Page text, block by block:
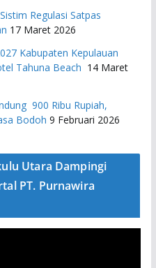
Regulasi Satpas
17 Maret 2026
​Kabupaten Kepulauan
Tahuna Beach 14 Maret
900 Ribu Rupiah,
Bodoh 9 Februari 2026
Utara Dampingi
PT. Purnawira